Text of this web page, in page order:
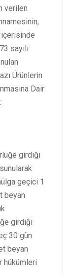
verilen
sayılı
Ürünlerin
Dair
girdiği
geçici 1
beyan
girdiği
30 gün
beyan
hükümleri